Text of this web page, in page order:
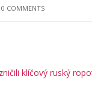
0 COMMENTS
klíčový ruský